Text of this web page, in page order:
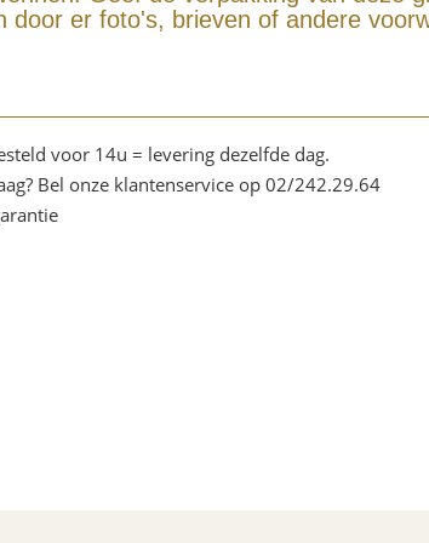
door er foto's, brieven of andere
voor 14u = levering dezelfde dag.
Bel onze klantenservice op 02/242.29.64